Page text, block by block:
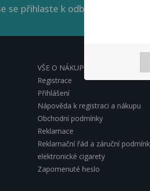
se přihlaste k odběru novinek a
VŠE O NÁKUPU, ESHOP
Registrace
Přihlášení
Nápověda k registraci a nákupu
Obchodní podmínky
Reklamace
Reklamační řád a záruční
elektronické cigarety
Zapomenuté heslo